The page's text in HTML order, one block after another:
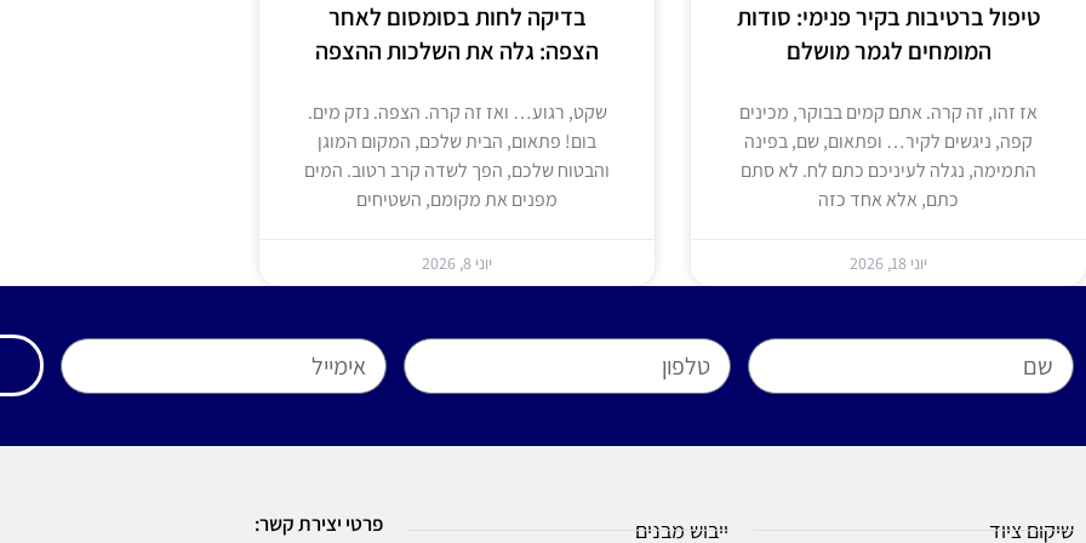
טיפול ברטיבות בקיר פנימי: סודות
המומחים לגמר מושלם
אז זהו, זה קרה. אתם קמים בבוקר, מכינים
קפה, ניגשים לקיר… ופתאום, שם, בפינה
התמימה, נגלה לעיניכם כתם לח. לא סתם
כתם, אלא אחד כזה
יוני 18, 2026
בדיקה לחות בסומסום לאחר
הצפה: גלה את השלכות ההצפה
שקט, רגוע… ואז זה קרה. הצפה. נזק מים.
בום! פתאום, הבית שלכם, המקום המוגן
והבטוח שלכם, הפך לשדה קרב רטוב. המים
מפנים את מקומם, השטיחים
יוני 8, 2026
שיקום ציוד ייבוש מבנים פרטי יצירת קשר: